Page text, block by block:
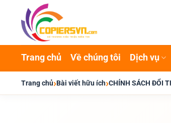
dung
Trang chủ Về chúng tôi Dịch vụ
Trang chủ›Bài viết hữu ích›CHÍNH SÁCH ĐỔI